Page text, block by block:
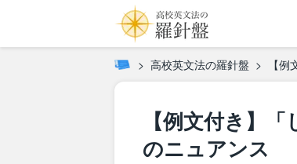
高校英文法の羅針盤 【
【例文付き】
のニュアンス